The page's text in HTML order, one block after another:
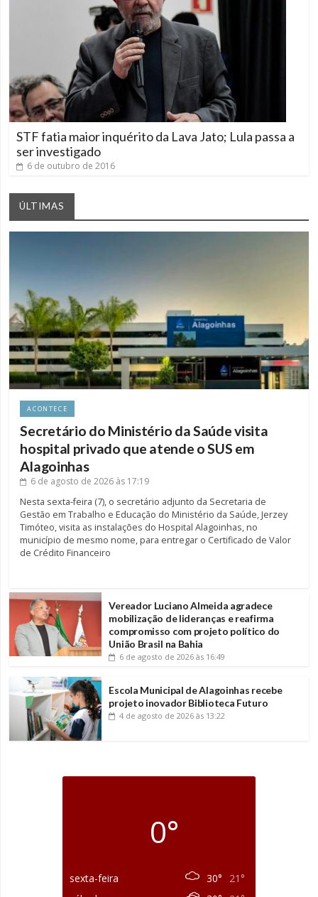
STF fatia maior inquérito da Lava Jato; Lula passa a
ser investigado
6 de outubro de 2016
ÚLTIMAS
ACONTECE
Secretário do Ministério da Saúde visita
hospital privado que atende o SUS em
Alagoinhas
6 de agosto de 2026 às 17:19
Nesta sexta-feira (7), o secretário adjunto da Secretaria de
Gestão em Trabalho e Educação do Ministério da Saúde, Jerzey
Timóteo, visita as instalações do Hospital Alagoinhas, no
município de mesmo nome, para entregar o Certificado de Valor
de Crédito Financeiro
Vereador Luciano Almeida agradece
mobilização de lideranças e reafirma
compromisso com projeto político do
União Brasil na Bahia
6 de agosto de 2026 às 16:49
Escola Municipal de Alagoinhas recebe
projeto inovador Biblioteca Futuro
4 de agosto de 2026 às 13:22
0°
sexta-feira 30°
21°